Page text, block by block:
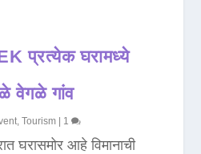
प्रत्येक घरामध्ये
वेगळे गांव
,Tourism 1
घरासमोर आहे विमानाची